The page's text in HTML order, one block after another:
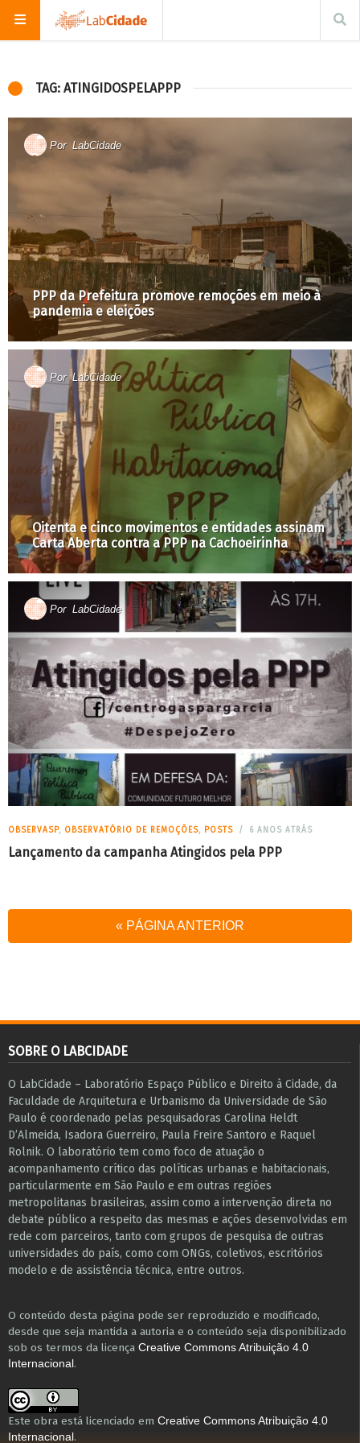
TAG: ATINGIDOSPELAPPP
Por LabCidade
PPP da Prefeitura promove remoções em meio à
pandemia e eleições
PorLabCidade
Oitenta e cinco movimentos e entidades assinam
Carta Aberta contra a PPP na Cachoeirinha
Por LabCidade
OBSERVASP, OBSERVATÓRIO DE REMOÇÕES, POSTS 6 ANOS ATRÁS
Lançamento da campanha Atingidos pela PPP
« PÁGINA ANTERIOR
SOBRE O LABCIDADE
O LabCidade – Laboratório Espaço Público e Direito à Cidade, da
Faculdade de Arquitetura e Urbanismo da Universidade de São
Paulo é coordenado pelas pesquisadoras Carolina Heldt
D’Almeida, Isadora Guerreiro, Paula Freire Santoro e Raquel
Rolnik. O laboratório tem como foco de atuação o
acompanhamento crítico das políticas urbanas e habitacionais,
particularmente em São Paulo e ​em outras regiões
metropolitanas brasileiras, assim como a intervenção direta no
debate público a respeito das mesmas e ações desenvolvidas em
r​e​de com parceiros, tanto com grupos de pesquisa ​de outras
universidades do país, como com ONGs, coletivos, escritórios
modelo e de assistência técnica​, entre outros​.
O conteúdo desta página pode ser reproduzido e modificado,
desde que seja mantida a autoria e o conteúdo seja disponibilizado
sob os termos da licença Creative Commons Atribuição 4.0
Internacional.
Este obra está licenciado em Creative Commons Atribuição 4.0
Internacional.